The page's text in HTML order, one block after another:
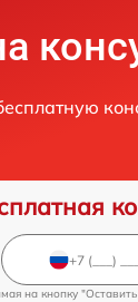
на кнопку